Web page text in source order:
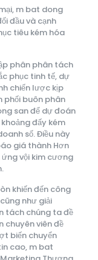
m bat dong
đầu và cạnh
tiêu kém hóa
phân phân tách
phục tinh tế, dự
chiến lược kịp
phối buôn phân
san để dự đoán
đấy kém
số. Điều này
giá thành Hơn
vội kim cương
khiến đến công
như giải
tách chúng ta đề
chuyên viên đề
biến chuyển
cao, m bat